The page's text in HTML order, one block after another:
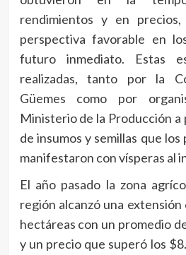
rendimientos y en
perspectiva favorable en
futuro inmediato. Estas
realizadas, tanto por la
Güemes como por
Ministerio de la Producción a
de insumos y semillas que
manifestaron con vísperas al
El año pasado la zona
región alcanzó una
hectáreas con un promedio
y un precio que superó los